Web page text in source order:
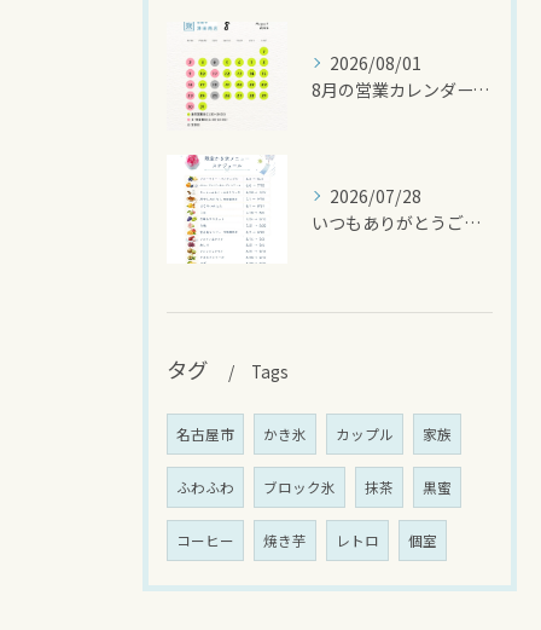
2026/08/01
8月の営業カレンダーです🌻
2026/07/28
いつもありがとうございます
タグ Tags
名古屋市 かき氷 カップル 家族
ふわふわ ブロック氷 抹茶 黒蜜
コーヒー 焼き芋 レトロ 個室